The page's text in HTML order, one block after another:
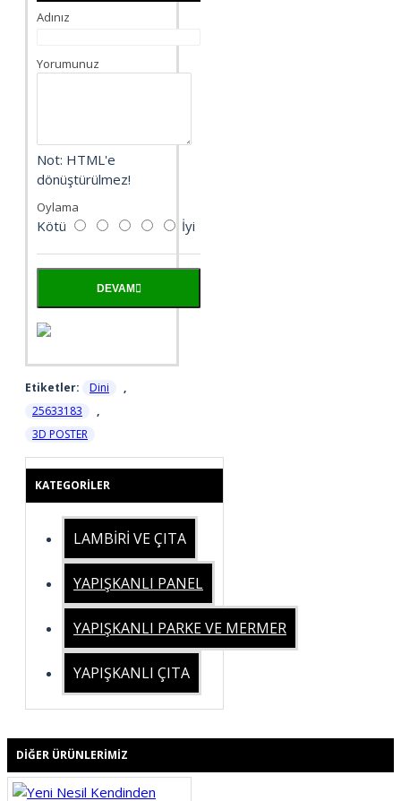
Adınız
Yorumunuz
Not: HTML'e
dönüştürülmez!
Oylama
Kötü İyi
DEVAM
Etiketler: Dini
,
25633183
,
3D POSTER
KATEGORILER
LAMBİRİ VE ÇITA
YAPIŞKANLI PANEL
YAPIŞKANLI PARKE VE MERMER
YAPIŞKANLI ÇITA
DIĞER ÜRÜNLERIMIZ